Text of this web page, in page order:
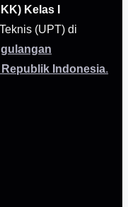
Kelas I
(UPT) di
Indonesia.